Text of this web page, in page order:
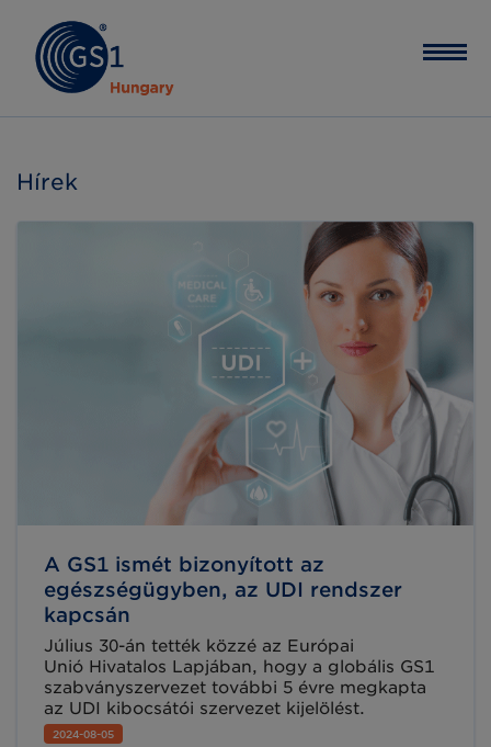
Hírek
A GS1 ismét bizonyított az
egészségügyben, az UDI rendszer
kapcsán
Július 30-án tették közzé az Európai
Unió Hivatalos Lapjában, hogy a globális GS1
szabványszervezet további 5 évre megkapta
az UDI kibocsátói szervezet kijelölést.
2024-08-05